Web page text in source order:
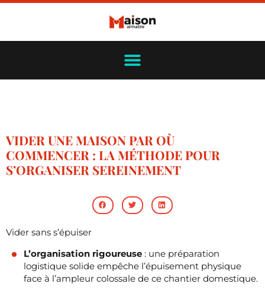
VIDER UNE MAISON PAR OÙ
COMMENCER : LA MÉTHODE POUR
S’ORGANISER SEREINEMENT
Vider sans s’épuiser
L’organisation rigoureuse : une préparation
logistique solide empêche l’épuisement physique
face à l’ampleur colossale de ce chantier domestique.